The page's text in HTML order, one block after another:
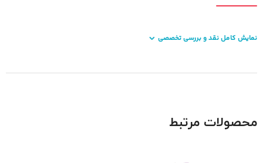
نمایش کامل نقد و بررسی تخصصی
محصولات مرتبط